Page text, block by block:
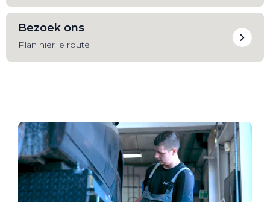
Bezoek ons
Plan hier je route